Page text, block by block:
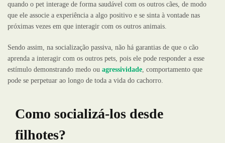
quando o pet interage de forma saudável com os outros cães, de modo
que ele associe a experiência a algo positivo e se sinta à vontade nas
próximas vezes em que interagir com os outros animais.
Sendo assim, na socialização passiva, não há garantias de que o cão
aprenda a interagir com os outros pets, pois ele pode responder a esse
estímulo demonstrando medo ou agressividade, comportamento que
pode se perpetuar ao longo de toda a vida do cachorro.
Como socializá-los desde
filhotes?